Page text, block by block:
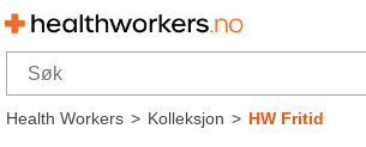
Health Workers>Kolleksjon>HW Fritid